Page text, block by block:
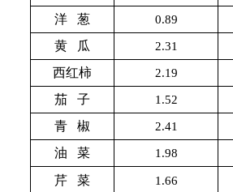
洋 葱 0.89
黄 瓜 2.31
西红柿 2.19
茄 子 1.52
青 椒 2.41
油 菜 1.98
芹 菜 1.66